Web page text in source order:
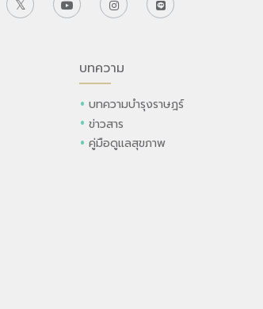
บทความ
บทความบำรุงราษฎร์
ข่าวสาร
คู่มือดูแลสุขภาพ